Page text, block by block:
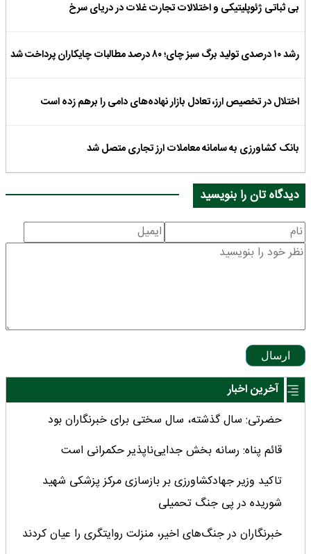
بی ثباتی ژئوپلیتیکی و اختلالات تجارت غلات در دریای سرخ
رشد ۱۰ درصدی تولید برگ سبز چای؛ ۸۰ درصد مطالبات چایکاران پرداخت شد
اختلال در تخصیص ارز، تعادل بازار نهاده‌های دامی را برهم زده است
بانک کشاورزی به سامانه معاملات ارز تجاری متصل شد
دیدگاه تان را بنویسید
ارسال
آخرین اخبار
حضرتی: سال گذشته، سال سختی برای خبرنگاران بود
قائم پناه: رسانه بخش جدایی‌ناپذیر حکمرانی است
تاکید وزیر جهادکشاورزی بر بازسازی مرکز پزشکی شهید
شوریده در پی جنگ تحمیلی
خبرنگاران در جنگ‌های اخیر، منزلت روایتگری را عیان کردند